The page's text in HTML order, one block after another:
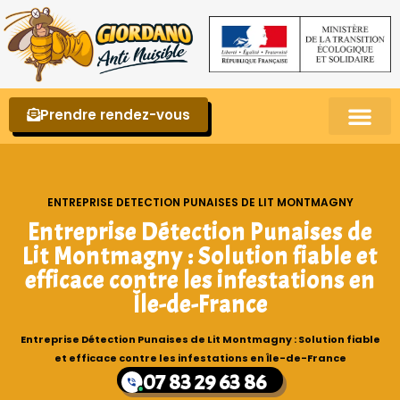
Prendre rendez-vous
ENTREPRISE DETECTION PUNAISES DE LIT MONTMAGNY
Entreprise Détection Punaises de
Lit Montmagny : Solution fiable et
efficace contre les infestations en
Île-de-France
Entreprise Détection Punaises de Lit Montmagny : Solution fiable
et efficace contre les infestations en Île-de-France
07 83 29 63 86